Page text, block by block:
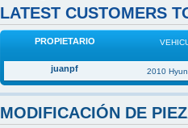
LATEST CUSTOMERS
PROPIETARIO
juanpf 2010
MODIFICACIÓN DE